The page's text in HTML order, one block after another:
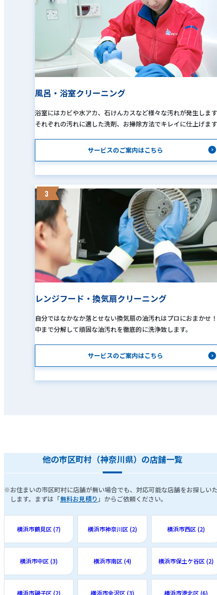
風呂・浴室クリーニング
浴室にはカビや水アカ、石けんカスなど様々な汚れが発生しま
それぞれの汚れに適した洗剤、お掃除方法でキレイに仕上げま
サービスのご案内はこちら
3
レンジフード・換気扇クリーニング
自分ではなかなか落とせない換気扇の油汚れはプロにおまかせ！
中まで分解して頑固な油汚れを徹底的に洗浄致します。
サービスのご案内はこちら
他の市区町村（神奈川県）の店舗一覧
※お住まいの市区町村に店舗が無い場合でも、対応可能な店舗をお探しい
します。まずは「無料お見積り 」からご依頼ください。
横浜市鶴見区 (7) 横浜市神奈川区 (2) 横浜市西区 (2)
横浜市中区 (3) 横浜市南区 (4) 横浜市保土ケ谷区 (2)
横浜市磯子区 (2) 横浜市金沢区 (3) 横浜市港北区 (6)